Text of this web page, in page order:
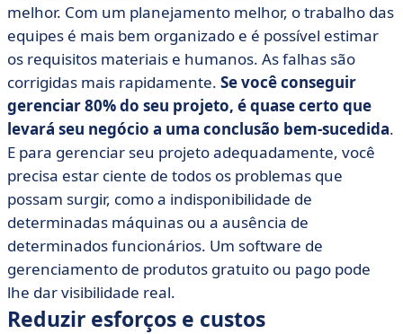
melhor. Com um planejamento melhor, o trabalho das
equipes é mais bem organizado e é possível estimar
os requisitos materiais e humanos. As falhas são
corrigidas mais rapidamente. Se você conseguir
gerenciar 80% do seu projeto, é quase certo que
levará seu negócio a uma conclusão bem-sucedida.
E para gerenciar seu projeto adequadamente, você
precisa estar ciente de todos os problemas que
possam surgir, como a indisponibilidade de
determinadas máquinas ou a ausência de
determinados funcionários. Um software de
gerenciamento de produtos gratuito ou pago pode
lhe dar visibilidade real.
Reduzir esforços e custos